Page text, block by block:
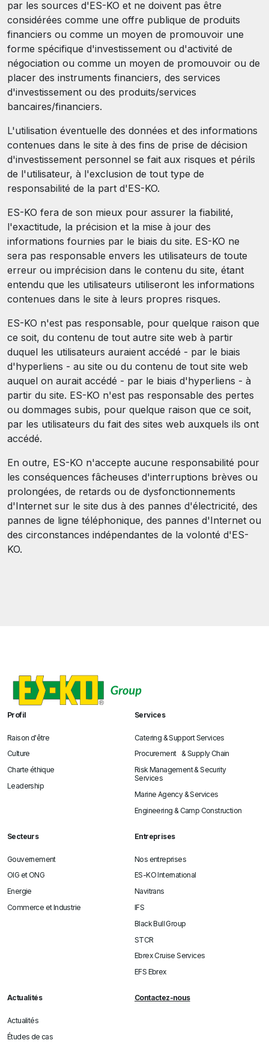
par les sources d'ES-KO et ne doivent pas être
considérées comme une offre publique de produits
financiers ou comme un moyen de promouvoir une
forme spécifique d'investissement ou d'activité de
négociation ou comme un moyen de promouvoir ou de
placer des instruments financiers, des services
d'investissement ou des produits/services
bancaires/financiers.
L'utilisation éventuelle des données et des informations
contenues dans le site à des fins de prise de décision
d'investissement personnel se fait aux risques et périls
de l'utilisateur, à l'exclusion de tout type de
responsabilité de la part d'ES-KO.
ES-KO fera de son mieux pour assurer la fiabilité,
l'exactitude, la précision et la mise à jour des
informations fournies par le biais du site. ES-KO ne
sera pas responsable envers les utilisateurs de toute
erreur ou imprécision dans le contenu du site, étant
entendu que les utilisateurs utiliseront les informations
contenues dans le site à leurs propres risques.
ES-KO n'est pas responsable, pour quelque raison que
ce soit, du contenu de tout autre site web à partir
duquel les utilisateurs auraient accédé - par le biais
d'hyperliens - au site ou du contenu de tout site web
auquel on aurait accédé - par le biais d'hyperliens - à
partir du site. ES-KO n'est pas responsable des pertes
ou dommages subis, pour quelque raison que ce soit,
par les utilisateurs du fait des sites web auxquels ils ont
accédé.
En outre, ES-KO n'accepte aucune responsabilité pour
les conséquences fâcheuses d'interruptions brèves ou
prolongées, de retards ou de dysfonctionnements
d'Internet sur le site dus à des pannes d'électricité, des
pannes de ligne téléphonique, des pannes d'Internet ou
des circonstances indépendantes de la volonté d'ES-
KO.
Profil
Raison d'être
Culture
Charte éthique
Leadership
Services
Catering & Support Services
Procurement & Supply Chain
Risk Management & Security
Services
Marine Agency & Services
Engineering & Camp Construction
Secteurs
Gouvernement
OIG et ONG
Energie
Commerce et Industrie
Entreprises
Nos entreprises
ES-KO International
Navitrans
IFS
Black Bull Group
STCR
Ebrex Cruise Services
EFS Ebrex
Actualités
Actualités
Études de cas
Contactez-nous